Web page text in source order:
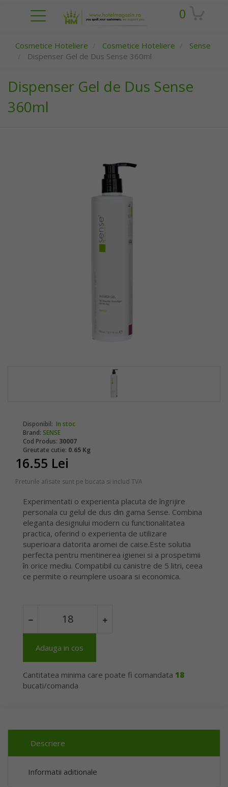
0
Cosmetice Hoteliere Cosmetice Hoteliere
Sense
Dispenser Gel de Dus Sense 360ml
Dispenser Gel de Dus Sense
360ml
Disponibil: In stoc
Brand: SENSE
Cod Produs: 30007
Greutate cutie: 0.65 Kg
16.55 Lei
Preturile afisate sunt pe bucata si includ TVA
Experimentati o experienta placuta de îngrijire
personala cu gelul de dus din gama Sense. Combina
eleganta designului modern cu functionalitatea
practica, oferind o experienta de utilizare
superioara datorita aromei de caise.Este solutia
perfecta pentru mentinerea igienei si a prospetimii
în orice mediu. Compatibil cu canistre de 5 litri, ceea
ce permite o reumplere usoara si economica.
Adauga in cos
Cantitatea minima care poate fi comandata 18
bucati/comanda
Descriere
Informatii aditionale